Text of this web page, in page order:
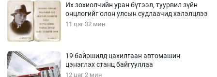
Их зохиолчийн уран бүтээл, туурвил зүйн
онцлогийг олон улсын судлаачид хэлэлцлээ
11 цаг 32 мин
19 байршилд цахилгаан автомашин
цэнэглэх станц байгууллаа
12 цаг 2 мин